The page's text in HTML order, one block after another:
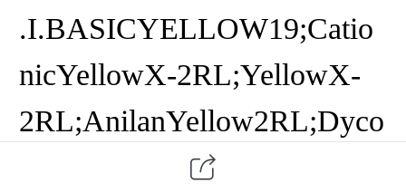
.I.BASICYELLOW19;Catio
nicYellowX-2RL;YellowX-
2RL;AnilanYellow2RL;Dyco
sacrylYellowX-